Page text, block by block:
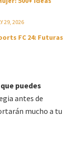
29, 2026
FC 24: Futuras
puedes
antes de
mucho a tu